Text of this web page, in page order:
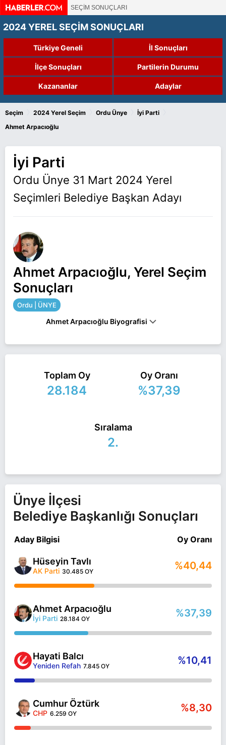
SEÇİM SONUÇLARI
2024 YEREL SEÇİM SONUÇLARI
Türkiye Geneli İl Sonuçları
İlçe Sonuçları Partilerin Durumu
Kazananlar Adaylar
Seçim 2024 Yerel Seçim Ordu Ünye İyi Parti
Ahmet Arpacıoğlu
İyi Parti
Ordu Ünye 31 Mart 2024 Yerel
Seçimleri Belediye Başkan Adayı
Ahmet Arpacıoğlu, Yerel Seçim
Sonuçları
Ordu | ÜNYE
Ahmet Arpacıoğlu Biyografisi
adayı olarak İyi Parti ile 31 Mart 2024 yerel
seçimlerinde yarışıyor. Ahmet Arpacıoğlu ile ilgili
daha fazla bilgi için
Ahmet Arpacıoğlu Haberleri
Toplam Oy
28.184
Oy Oranı
%37,39
Sıralama
2.
Ünye İlçesi
Belediye Başkanlığı Sonuçları
Aday Bilgisi Oy Oranı
Hüseyin Tavlı
AK Parti 30.485 OY %40,44
Ahmet Arpacıoğlu
İyi Parti 28.184 OY %37,39
Hayati Balcı
Yeniden Refah 7.845 OY %10,41
Cumhur Öztürk
CHP 6.259 OY %8,30